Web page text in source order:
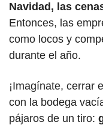
Navidad, las
Entonces, las
como locos y
durante el año.
¡Imagínate, cerrar
con la bodega
pájaros de un tiro: